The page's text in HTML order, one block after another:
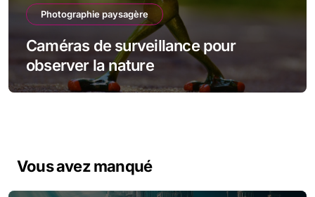
Photographie paysagère
Caméras de surveillance pour
observer la nature
Vous avez manqué